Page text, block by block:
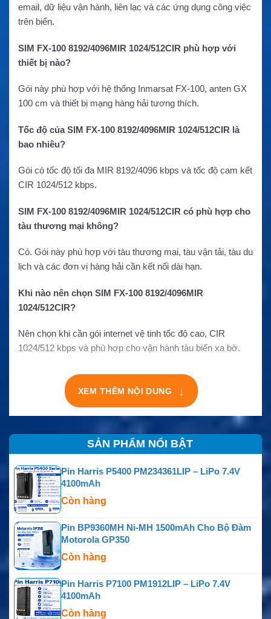
email, dữ liệu vận hành, liên lạc và các ứng dụng công việc
trên biển.
SIM FX-100 8192/4096MIR 1024/512CIR phù hợp với
thiết bị nào?
Gói này phù hợp với hệ thống Inmarsat FX-100, anten GX
100 cm và thiết bị mạng hàng hải tương thích.
Tốc độ của SIM FX-100 8192/4096MIR 1024/512CIR là
bao nhiêu?
Gói có tốc độ tối đa MIR 8192/4096 kbps và tốc độ cam kết
CIR 1024/512 kbps.
SIM FX-100 8192/4096MIR 1024/512CIR có phù hợp cho
tàu thương mại không?
Có. Gói này phù hợp với tàu thương mại, tàu vận tải, tàu du
lịch và các đơn vị hàng hải cần kết nối dài hạn.
Khi nào nên chọn SIM FX-100 8192/4096MIR
1024/512CIR?
Nên chọn khi cần gói internet vệ tinh tốc độ cao, CIR
1024/512 kbps và phù hợp cho vận hành tàu biển xa bờ.
XEM THÊM NỘI DUNG ↓
SẢN PHẨM NỔI BẬT
Pin Harris P5400 PM234361LIP – LiPo 7.4V
4100mAh
Còn hàng
Pin BP9360MH Ni-MH 1500mAh Cho Bộ Đàm
Motorola GP350
Còn hàng
Pin Harris P7100 PM1912LIP – LiPo 7.4V
4100mAh
Còn hàng